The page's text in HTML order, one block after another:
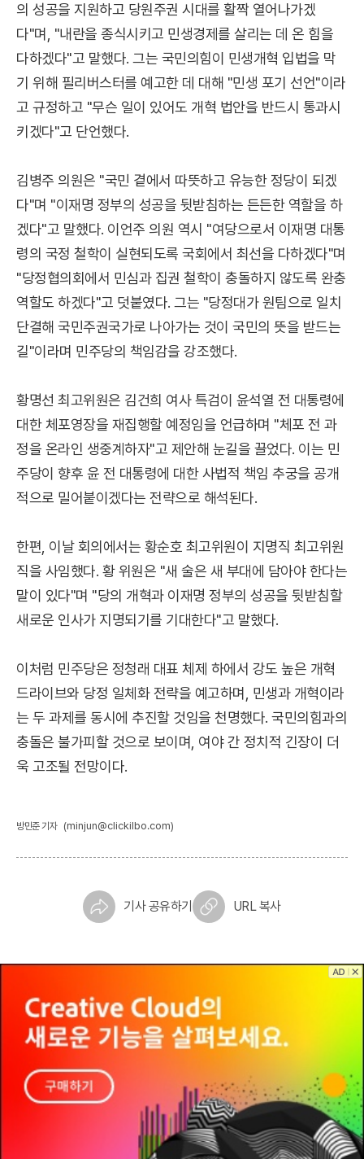
의 성공을 지원하고 당원주권 시대를 활짝 열어나가겠
다"며, "내란을 종식시키고 민생경제를 살리는 데 온 힘을
다하겠다"고 말했다. 그는 국민의힘이 민생개혁 입법을 막
기 위해 필리버스터를 예고한 데 대해 "민생 포기 선언"이라
고 규정하고 "무슨 일이 있어도 개혁 법안을 반드시 통과시
키겠다"고 단언했다.
김병주 의원은 "국민 곁에서 따뜻하고 유능한 정당이 되겠
다"며 "이재명 정부의 성공을 뒷받침하는 든든한 역할을 하
겠다"고 말했다. 이언주 의원 역시 "여당으로서 이재명 대통
령의 국정 철학이 실현되도록 국회에서 최선을 다하겠다"며
"당정협의회에서 민심과 집권 철학이 충돌하지 않도록 완충
역할도 하겠다"고 덧붙였다. 그는 "당정대가 원팀으로 일치
단결해 국민주권국가로 나아가는 것이 국민의 뜻을 받드는
길"이라며 민주당의 책임감을 강조했다.
황명선 최고위원은 김건희 여사 특검이 윤석열 전 대통령에
대한 체포영장을 재집행할 예정임을 언급하며 "체포 전 과
정을 온라인 생중계하자"고 제안해 눈길을 끌었다. 이는 민
주당이 향후 윤 전 대통령에 대한 사법적 책임 추궁을 공개
적으로 밀어붙이겠다는 전략으로 해석된다.
한편, 이날 회의에서는 황순호 최고위원이 지명직 최고위원
직을 사임했다. 황 위원은 "새 술은 새 부대에 담아야 한다는
말이 있다"며 "당의 개혁과 이재명 정부의 성공을 뒷받침할
새로운 인사가 지명되기를 기대한다"고 말했다.
이처럼 민주당은 정청래 대표 체제 하에서 강도 높은 개혁
드라이브와 당정 일체화 전략을 예고하며, 민생과 개혁이라
는 두 과제를 동시에 추진할 것임을 천명했다. 국민의힘과의
충돌은 불가피할 것으로 보이며, 여야 간 정치적 긴장이 더
욱 고조될 전망이다.
방민준 기자 (minjun@clickilbo.com)
기사 공유하기 URL 복사